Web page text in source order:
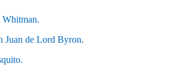
Whitman.
Juan de Lord Byron.